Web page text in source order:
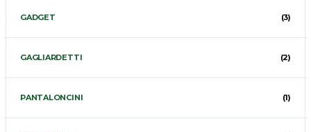
GADGET (3)
GAGLIARDETTI (2)
PANTALONCINI (1)